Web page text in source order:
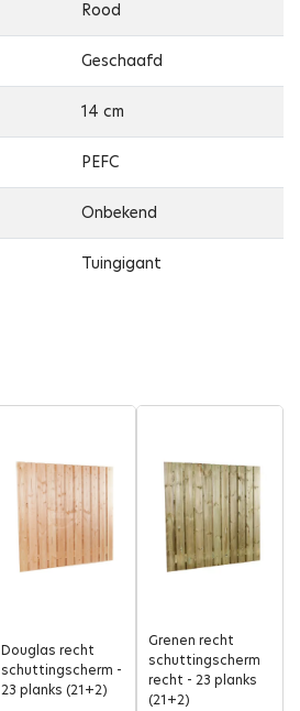
Rood
Geschaafd
14 cm
PEFC
Onbekend
Tuingigant
Douglas recht
schuttingscherm -
23 planks (21+2)
Grenen recht
schuttingscherm
recht - 23 planks
(21+2)